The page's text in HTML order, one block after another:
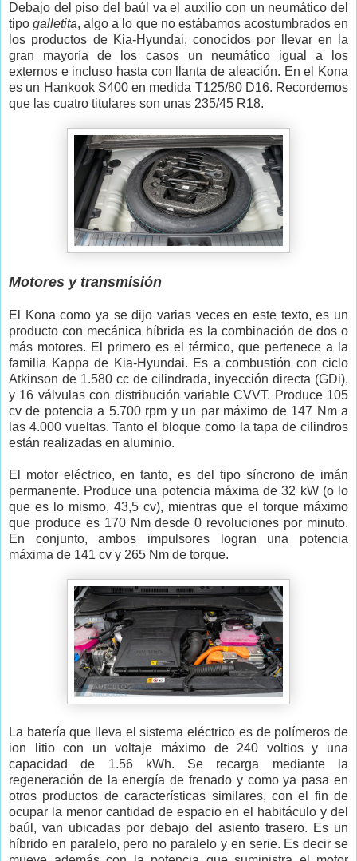
Debajo del piso del baúl va el auxilio con un neumático del
tipogalletita, algo a lo que no estábamos acostumbrados en
los productos de Kia-Hyundai, conocidos por llevar en la
gran mayoría de los casos un neumático igual a los
externos e incluso hasta con llanta de aleación. En el Kona
es un Hankook S400 en medida T125/80 D16. Recordemos
que las cuatro titulares son unas 235/45 R18.
Motores y transmisión
El Kona como ya se dijo varias veces en este texto, es un
producto con mecánica híbrida es la combinación de dos o
más motores. El primero es el térmico, que pertenece a la
familia Kappa de Kia-Hyundai. Es a combustión con ciclo
Atkinson de 1.580 cc de cilindrada, inyección directa (GDi),
y 16 válvulas con distribución variable CVVT. Produce 105
cv de potencia a 5.700 rpm y un par máximo de 147 Nm a
las 4.000 vueltas. Tanto el bloque como la tapa de cilindros
están realizadas en aluminio.
El motor eléctrico, en tanto, es del tipo síncrono de imán
permanente. Produce una potencia máxima de 32 kW (o lo
que es lo mismo, 43,5 cv), mientras que el torque máximo
que produce es 170 Nm desde 0 revoluciones por minuto.
En conjunto, ambos impulsores logran una potencia
máxima de 141 cv y 265 Nm de torque.
La batería que lleva el sistema eléctrico es de polímeros de
ion litio con un voltaje máximo de 240 voltios y una
capacidad de 1.56 kWh. Se recarga mediante la
regeneración de la energía de frenado y como ya pasa en
otros productos de características similares, con el fin de
ocupar la menor cantidad de espacio en el habitáculo y del
baúl, van ubicadas por debajo del asiento trasero. Es un
híbrido en paralelo, pero no paralelo y en serie. Es decir se